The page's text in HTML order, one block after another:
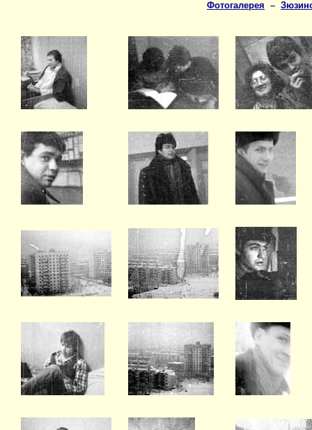
Фотогалерея –